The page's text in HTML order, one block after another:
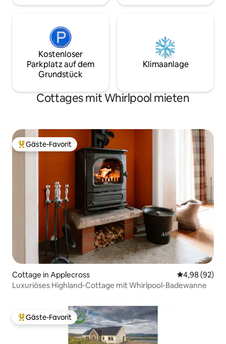
ein Highland-Abenteuer.
Kostenloser
Parkplatz auf dem
Grundstück
Klimaanlage
Cottages mit Whirlpool mieten
Beliebter Gäste-Favorit.
Gäste-Favorit
Cottage in Applecross
4,98 (92)
Luxuriöses Highland-Cottage mit Whirlpool-Badewanne
Beliebter Gäste-Favorit.
Gäste-Favorit